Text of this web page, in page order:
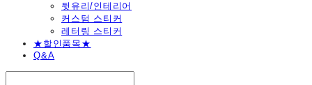
뒷유리/인테리어
커스텀 스티커
레터링 스티커
★할인품목★
Q&A